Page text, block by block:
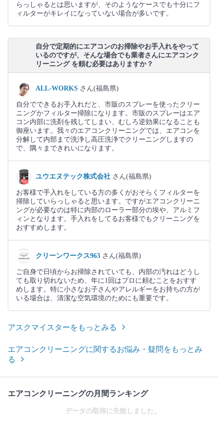
らっしゃるとは思いますが、そのようなケースでも十分にフ
ィルターがキレイになっていない場合が多いです。
自分で定期的にエアコンのお掃除やお手入れをやって
いるのですが、そんな場合でも業者さんにエアコンク
リーニング を頼む必要はありますか？
ALL-WORKS さん(福島県)
自分でできるお手入れだと、市販のスプレーを使ったクリー
ニングかフィルター掃除になります。市販のスプレーはエア
コン内部に洗剤を残してしまい、むしろ逆効果になることも
御座います。我々のエアコンクリーニングでは、エアコンを
分解して内部まで洗浄し高圧洗浄でクリーニングしますの
で、隅々まできれいになります。
ユウエヌテック株式会社 さん(福島県)
お客様で手入れをしている方の多くがおそらくフィルターを
掃除していらっしゃると思います。ですがエアコンクリーニ
ングが必要なのは特に内部のローラー部分の埃や、アルミフ
ィンとなります。手入れをしてるお客様でもクリーニングを
おすすめします。
クリーンワークス963 さん(福島県)
ご自身で日頃からお掃除されていても、内部の汚れはどうし
ても取り切れないため、年に1回はプロに頼むことをおすす
めします。特に小さなお子さんやアレルギーをお持ちの方が
いる場合は、清潔な空気環境のためにも重要です。
アスクマイスターをもっとみる
エアコンクリーニングに関するお悩み・疑問をもっとみ
る
エアコンクリーニングの月間ランキング
データの取得に失敗しました。